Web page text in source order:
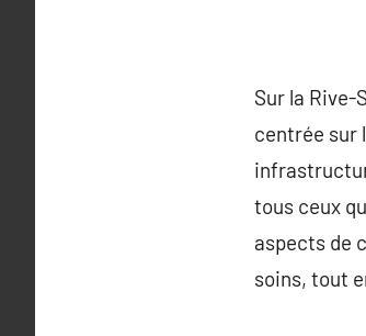
Sur la Rive-
centrée sur
tous ceux
aspects de
soins, tout